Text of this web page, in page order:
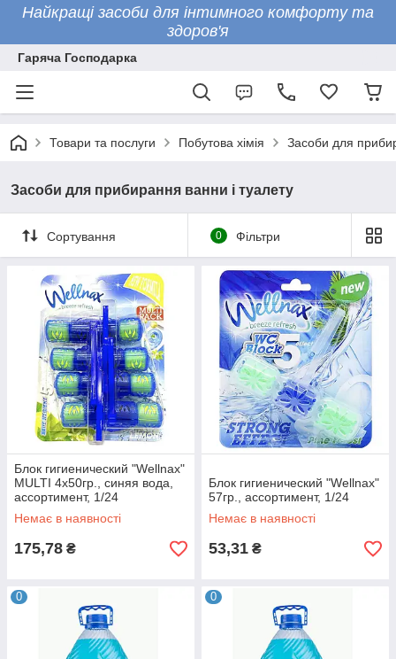
Найкращі засоби для інтимного комфорту та
здоров'я
Гаряча Господарка
Товари та послуги Побутова хімія Засоби для
Засоби для прибирання ванни і туалету
Сортування 0 Фільтри
Блок гигиенический "Wellnax"
MULTI 4x50гр., синяя вода,
ассортимент, 1/24
Немає в наявності
175,78 ₴
Блок гигиенический "Wellnax"
57гр., ассортимент, 1/24
Немає в наявності
53,31 ₴
0 0